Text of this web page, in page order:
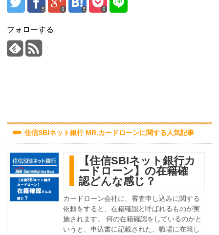
0 0
フォローする
住信SBIネット銀行 MR.カードローンに関する人気記事
【住信SBIネット銀行カ
ードローン】の在籍確
認どんな感じ？
カードローン会社に、審査申し込みに関する
依頼をすると、在籍確認と呼ばれるものが実
施されます。 何の在籍確認をしているのかと
いうと、申込書に記載された、職場に在籍し